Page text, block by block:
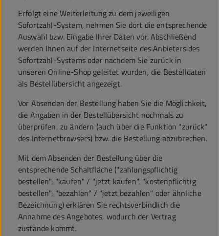
Erfolgt eine Weiterleitung zu dem jeweiligen
Sofortzahl-System, nehmen Sie dort die entsprechende
Auswahl bzw. Eingabe Ihrer Daten vor. Abschließend
werden Ihnen auf der Internetseite des Anbieters des
Sofortzahl-Systems oder nachdem Sie zurück in
unseren Online-Shop geleitet wurden, die Bestelldaten
als Bestellübersicht angezeigt.
Vor Absenden der Bestellung haben Sie die Möglichkeit,
die Angaben in der Bestellübersicht nochmals zu
überprüfen, zu ändern (auch über die Funktion "zurück"
des Internetbrowsers) bzw. die Bestellung abzubrechen.
Mit dem Absenden der Bestellung über die
entsprechende Schaltfläche ("zahlungspflichtig
bestellen", "kaufen" / "jetzt kaufen", "kostenpflichtig
bestellen", "bezahlen" / "jetzt bezahlen" oder ähnliche
Bezeichnung) erklären Sie rechtsverbindlich die
Annahme des Angebotes, wodurch der Vertrag
zustande kommt.